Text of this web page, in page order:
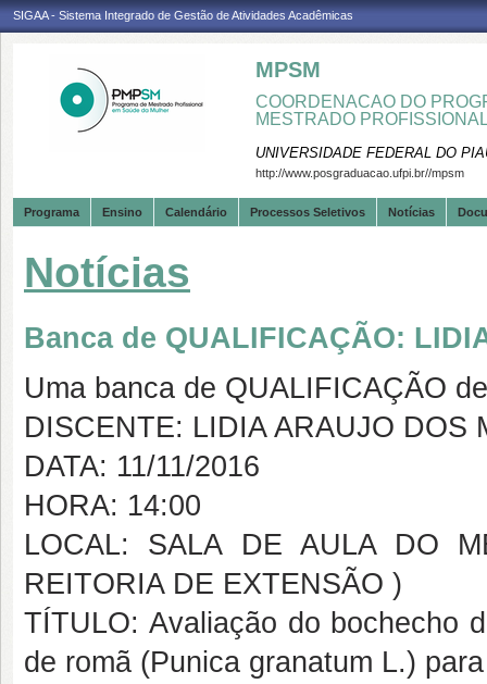
SIGAA - Sistema Integrado de Gestão de Atividades Acadêmicas
MPSM
COORDENACAO DO
MESTRADO
UNIVERSIDADE FEDERAL DO
http://www.posgraduacao.ufpi.br//mpsm
Programa Ensino Calendário Processos Seletivos Notícias
Notícias
Banca de QUALIFICAÇÃO:
Uma banca de QUALIFICAÇÃO
DISCENTE: LIDIA ARAUJO DOS
DATA: 11/11/2016
HORA: 14:00
LOCAL: SALA DE AULA DO
REITORIA DE EXTENSÃO )
TÍTULO: Avaliação do bochecho
de romã (Punica granatum L.)